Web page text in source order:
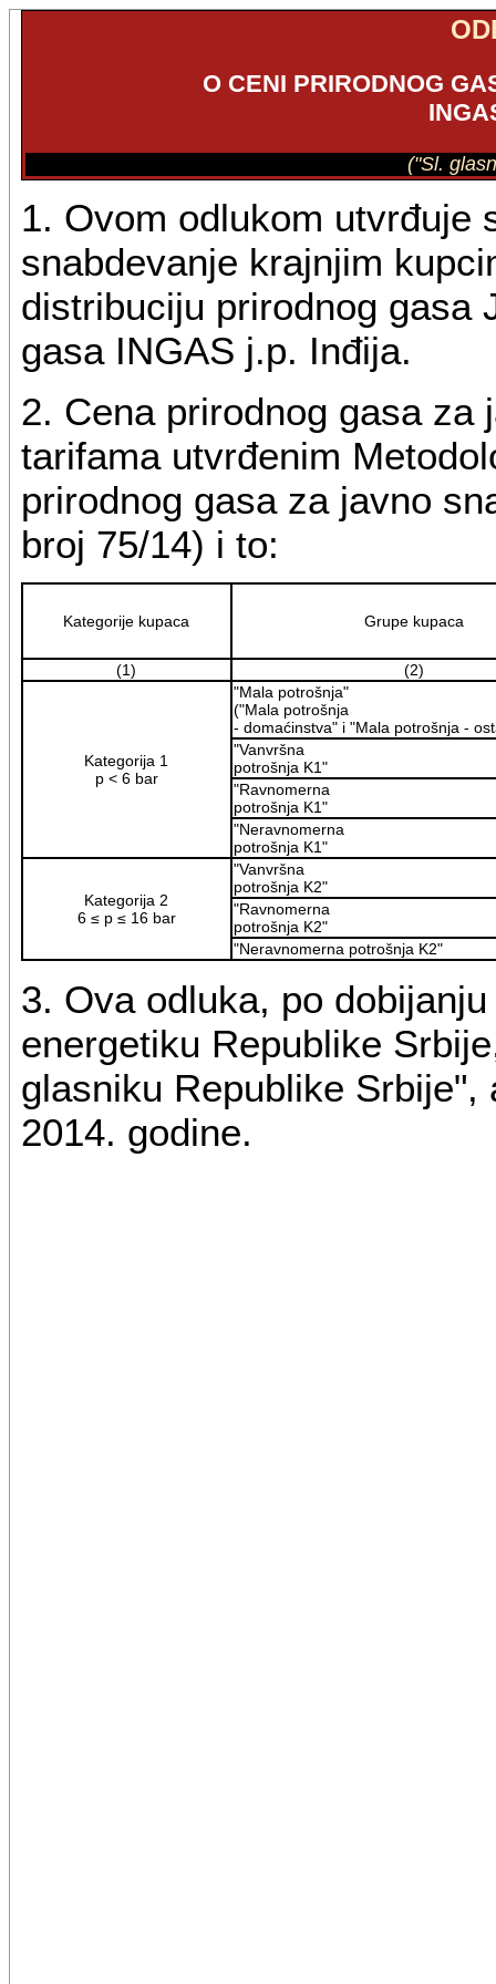
O CENI PRIRODNOG
("Sl.
1. Ovom odlukom utvrđuje
snabdevanje krajnjim
distribuciju prirodnog gasa
gasa INGAS j.p. Inđija.
2. Cena prirodnog gasa za
tarifama utvrđenim
prirodnog gasa za javno
broj 75/14) i to:
Kategorije kupaca Grupe kupaca
(1) (2)
Kategorija 1
p < 6 bar
"Mala potrošnja"
("Mala potrošnja
- domaćinstva" i "Mala potrošnja -
"Vanvršna
potrošnja K1"
"Ravnomerna
potrošnja K1"
"Neravnomerna
potrošnja K1"
Kategorija 2
6 ≤ p ≤ 16 bar
"Vanvršna
potrošnja K2"
"Ravnomerna
potrošnja K2"
"Neravnomerna potrošnja K2"
3. Ova odluka, po
energetiku Republike
glasniku Republike
2014. godine.